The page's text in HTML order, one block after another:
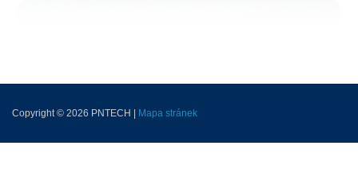
Copyright © 2026 PNTECH | Mapa stránek